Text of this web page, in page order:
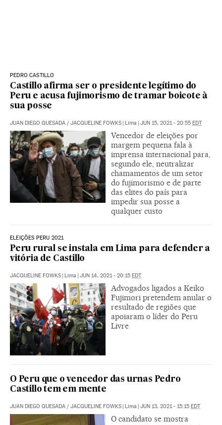
PEDRO CASTILLO
Castillo afirma ser o presidente legítimo do
Peru e acusa fujimorismo de tramar boicote à
sua posse
JUAN DIEGO QUESADA / JACQUELINE FOWKS | Lima | JUN 15, 2021 - 20:55 EDT
Vencedor de eleições por
margem pequena fala à
imprensa internacional para,
segundo ele, neutralizar
chamamentos de um setor
do fujimorismo e de parte
das elites do país para
impedir sua posse a
qualquer custo
ELEIÇÕES PERU 2021
Peru rural se instala em Lima para defender a
vitória de Castillo
JACQUELINE FOWKS | Lima | JUN 14, 2021 - 20:15 EDT
Advogados ligados a Keiko
Fujimori pretendem anular o
resultado de regiões que
apoiaram o líder do Peru
Livre
O Peru que o vencedor das urnas Pedro
Castillo tem em mente
JUAN DIEGO QUESADA / JACQUELINE FOWKS | Lima | JUN 13, 2021 - 15:15 EDT
O candidato se mostra